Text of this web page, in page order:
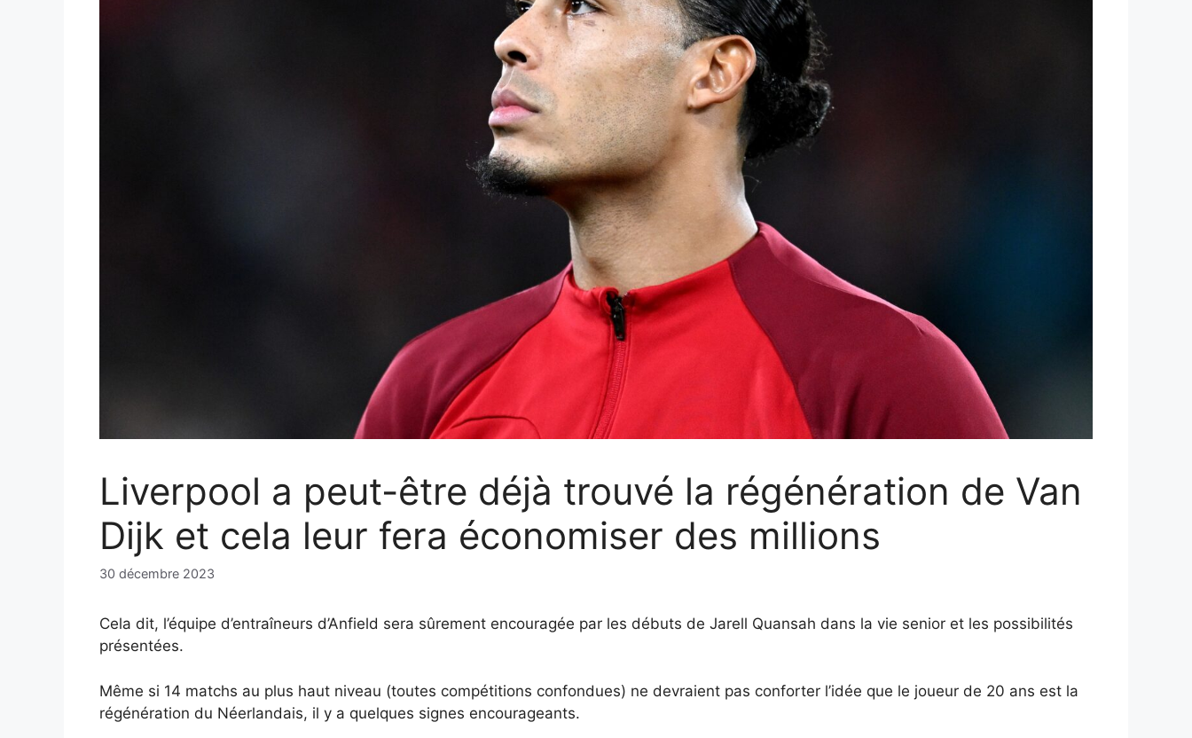
Liverpool a peut-être déjà trouvé la régénération de Van
Dijk et cela leur fera économiser des millions
30 décembre 2023
Cela dit, l’équipe d’entraîneurs d’Anfield sera sûrement encouragée par les débuts de Jarell Quansah dans la vie senior et les possibilités
présentées.
Même si 14 matchs au plus haut niveau (toutes compétitions confondues) ne devraient pas conforter l’idée que le joueur de 20 ans est la
régénération du Néerlandais, il y a quelques signes encourageants.